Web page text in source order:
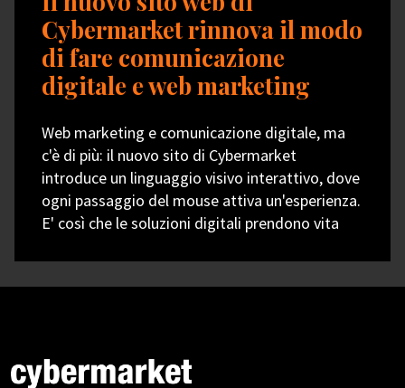
Cybermarket rinnova il modo
di fare comunicazione
digitale e web marketing
Web marketing e comunicazione digitale, ma
c'è di più: il nuovo sito di Cybermarket
introduce un linguaggio visivo interattivo, dove
ogni passaggio del mouse attiva un'esperienza.
E' così che le soluzioni digitali prendono vita